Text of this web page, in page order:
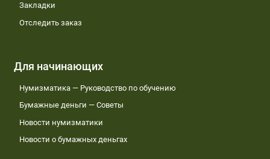
Закладки
Отследить заказ
Для начинающих
Нумизматика — Руководство по обучению
Бумажные деньги — Советы
Новости нумизматики
Новости о бумажных деньгах